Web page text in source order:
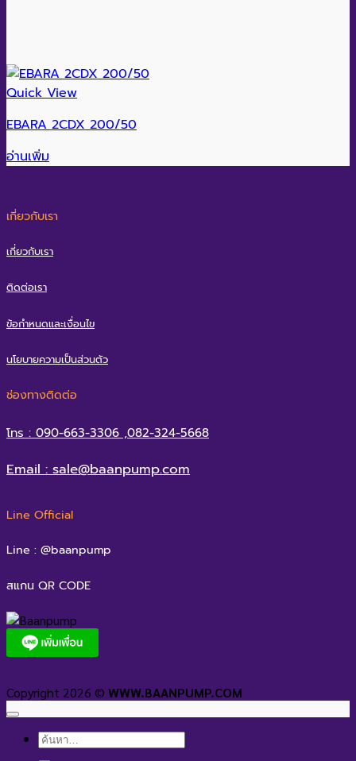
Quick View
EBARA 2CDX 200/50
อ่านเพิ่ม
เกี่ยวกับเรา
เกี่ยวกับเรา
ติดต่อเรา
ข้อกำหนดและเงื่อนไข
นโยบายความเป็นส่วนตัว
ช่องทางติดต่อ
โทร : 090-663-3306 ,082-324-5668
Email : sale@baanpump.com
Line Official
Line : @baanpump
สแกน QR CODE
Copyright 2026 © WWW.BAANPUMP.COM
ค้นหา: